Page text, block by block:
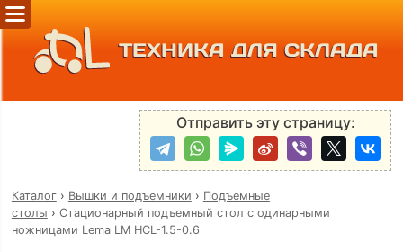
ТЕХНИКА ДЛЯ СКЛАДА
Отправить эту страницу:
Каталог› Вышки и подъемники › Подъемные
столы › Стационарный подъемный стол с одинарными
ножницами Lema LM HCL-1.5-0.6